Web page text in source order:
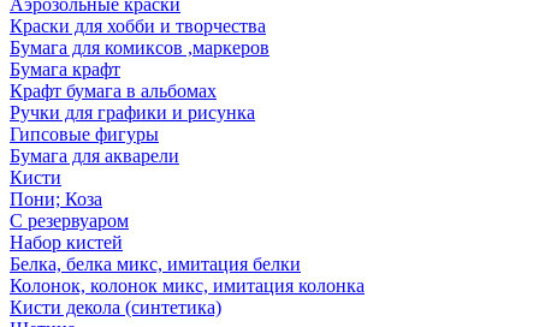
Аэрозольные краски
Краски для хобби и творчества
Бумага для комиксов ,маркеров
Бумага крафт
Крафт бумага в альбомах
Ручки для графики и рисунка
Гипсовые фигуры
Бумага для акварели
Кисти
Пони; Коза
С резервуаром
Набор кистей
Белка, белка микс, имитация белки
Колонок, колонок микс, имитация колонка
Кисти декола (синтетика)